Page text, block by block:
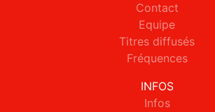
Contact
Equipe
Titres diffusés
Fréquences
INFOS
Infos